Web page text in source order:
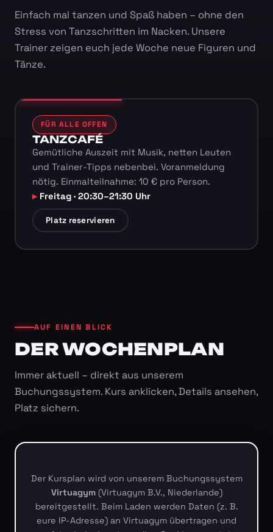
Einfach mal tanzen und Spaß haben – ohne den
Stress von Tanzschritten im Nacken. Unsere
Trainer zeigen euch jede Woche neue Figuren und
Tänze.
FÜR ALLE OFFEN
TANZCAFÉ
Gemütliche Auszeit mit Musik, netten Leuten
und Trainer-Tipps nebenbei. Voranmeldung
nötig. Einmalteilnahme: 10 € pro Person.
Freitag · 20:30–21:30 Uhr
Platz reservieren
AUF EINEN BLICK
DER WOCHENPLAN
Immer aktuell – direkt aus unserem
Buchungssystem. Kurs anklicken, Details ansehen,
Platz sichern.
Der Kursplan wird von unserem Buchungssystem
Virtuagym(Virtuagym B.V., Niederlande)
bereitgestellt. Beim Laden werden Daten (z. B.
eure IP-Adresse) an Virtuagym übertragen und